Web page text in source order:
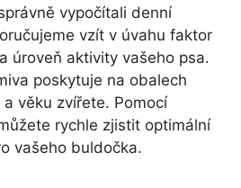
vypočítali denní
vzít v úvahu faktor
úroveň aktivity vašeho psa.
poskytuje na obalech
věku zvířete. Pomocí
rychle zjistit optimální
vašeho buldočka.